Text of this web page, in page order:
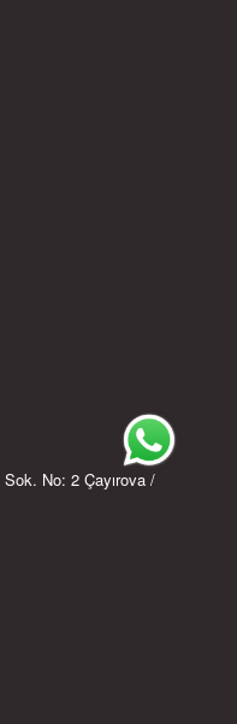
No: 2 Çayırova /